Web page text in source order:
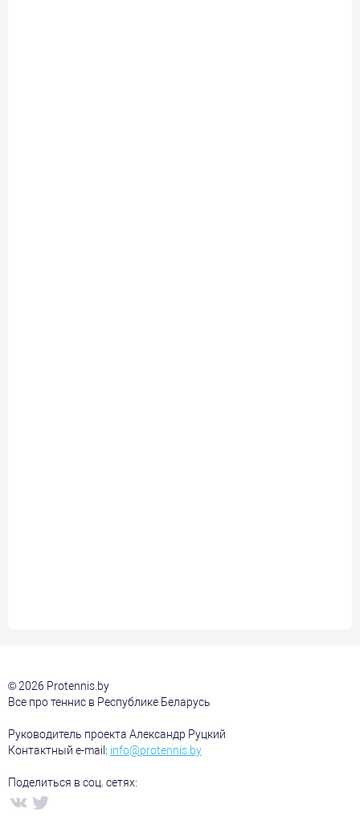
© 2026 Protennis.by
Все про теннис в Республике Беларусь
Руководитель проекта Александр Руцкий
Контактный e-mail: info@protennis.by
Поделиться в соц. сетях: